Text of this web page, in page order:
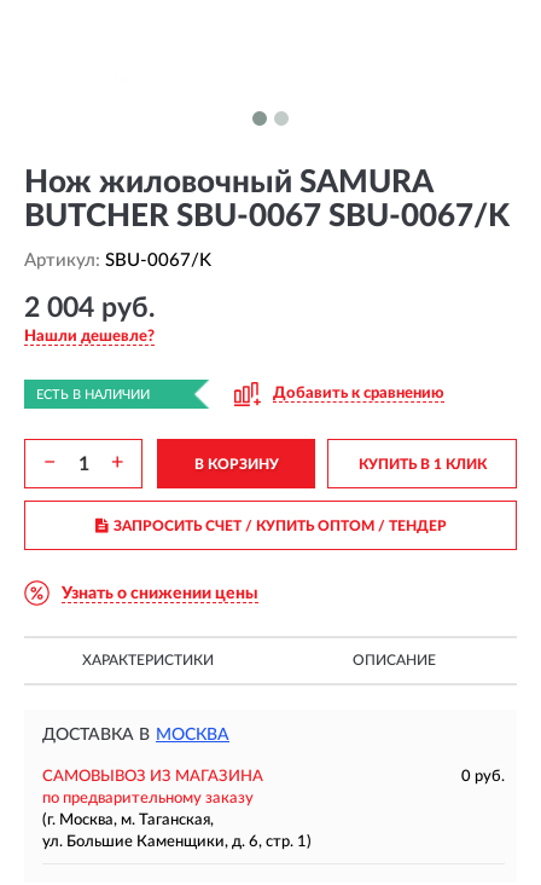
Нож жиловочный SAMURA
BUTCHER SBU-0067 SBU-0067/K
Артикул: SBU-0067/K
2 004 руб.
Нашли дешевле?
ЕСТЬ В НАЛИЧИИ Добавить к сравнению
− + В КОРЗИНУ КУПИТЬ В 1 КЛИК
ЗАПРОСИТЬ СЧЕТ / КУПИТЬ ОПТОМ/ ТЕНДЕР
Узнать о снижении цены
ХАРАКТЕРИСТИКИ ОПИСАНИЕ
ДОСТАВКА В МОСКВА
САМОВЫВОЗ ИЗ МАГАЗИНА
0 руб.
по предварительному заказу
(г. Москва, м. Таганская,
ул. Большие Каменщики, д. 6, стр. 1)